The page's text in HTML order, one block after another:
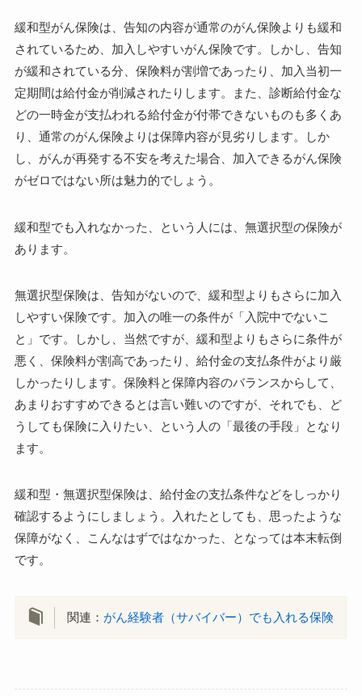
緩和型がん保険は、告知の内容が通常のがん保険よりも緩和
されているため、加入しやすいがん保険です。しかし、告知
が緩和されている分、保険料が割増であったり、加入当初一
定期間は給付金が削減されたりします。また、診断給付金な
どの一時金が支払われる給付金が付帯できないものも多くあ
り、通常のがん保険よりは保障内容が見劣りします。しか
し、がんが再発する不安を考えた場合、加入できるがん保険
がゼロではない所は魅力的でしょう。
緩和型でも入れなかった、という人には、無選択型の保険が
あります。
無選択型保険は、告知がないので、緩和型よりもさらに加入
しやすい保険です。加入の唯一の条件が「入院中でないこ
と」です。しかし、当然ですが、緩和型よりもさらに条件が
悪く、保険料が割高であったり、給付金の支払条件がより厳
しかったりします。保険料と保障内容のバランスからして、
あまりおすすめできるとは言い難いのですが、それでも、ど
うしても保険に入りたい、という人の「最後の手段」となり
ます。
緩和型・無選択型保険は、給付金の支払条件などをしっかり
確認するようにしましょう。入れたとしても、思ったような
保障がなく、こんなはずではなかった、となっては本末転倒
です。
関連： がん経験者（サバイバー）でも入れる保険